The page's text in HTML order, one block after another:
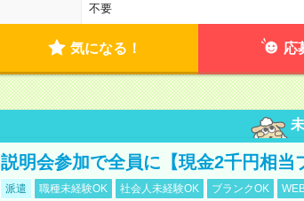
不要
気になる！ 応
説明会参加で全員に【現金2千円相当
派遣 職種未経験OK 社会人未経験OK ブランクOK